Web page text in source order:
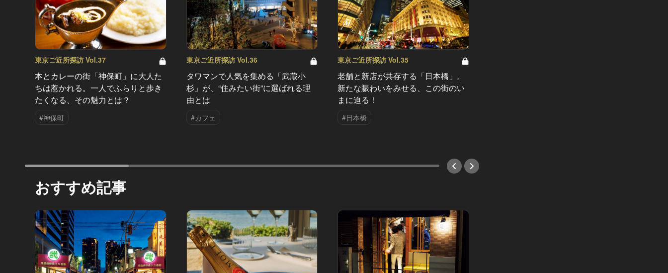
東京ご近所探訪 Vol.37
本とカレーの街「神保町」に大人た
ちは惹かれる。一人でふらりと歩き
たくなる、その魅力とは？
#神保町
東京ご近所探訪 Vol.36
タワマンで人気を集める「武蔵小
杉」が、“住みたい街”に選ばれる理
由とは
#カフェ
東京ご近所探訪 Vol.35
老舗と新店が共存する「日本橋」。
新たな賑わいをみせる、この街のい
まに迫る！
#日本橋
おすすめ記事